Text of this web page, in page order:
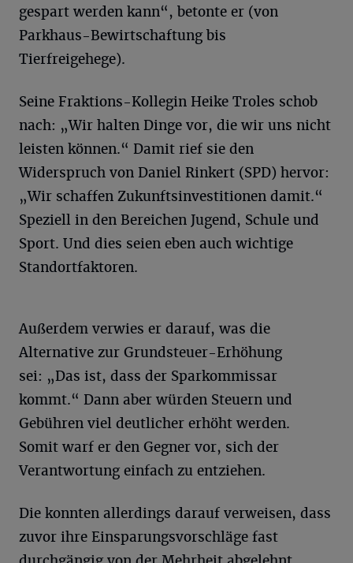
gespart werden kann“, betonte er (von
Parkhaus-Bewirtschaftung bis
Tierfreigehege).
Seine Fraktions-Kollegin Heike Troles schob
nach: „Wir halten Dinge vor, die wir uns nicht
leisten können.“ Damit rief sie den
Widerspruch von Daniel Rinkert (SPD) hervor:
„Wir schaffen Zukunftsinvestitionen damit.“
Speziell in den Bereichen Jugend, Schule und
Sport. Und dies seien eben auch wichtige
Standortfaktoren.
Außerdem verwies er darauf, was die
Alternative zur Grundsteuer-Erhöhung
sei: „Das ist, dass der Sparkommissar
kommt.“ Dann aber würden Steuern und
Gebühren viel deutlicher erhöht werden.
Somit warf er den Gegner vor, sich der
Verantwortung einfach zu entziehen.
Die konnten allerdings darauf verweisen, dass
zuvor ihre Einsparungsvorschläge fast